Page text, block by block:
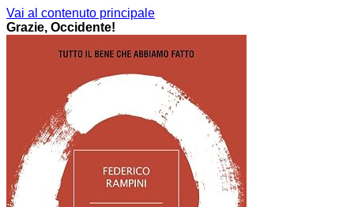
Vai al contenuto principale
Grazie, Occidente!